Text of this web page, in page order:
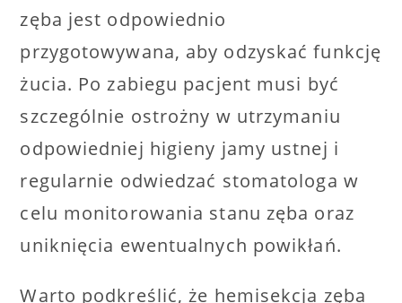
zęba jest odpowiednio
przygotowywana, aby odzyskać funkcję
żucia. Po zabiegu pacjent musi być
szczególnie ostrożny w utrzymaniu
odpowiedniej higieny jamy ustnej i
regularnie odwiedzać stomatologa w
celu monitorowania stanu zęba oraz
uniknięcia ewentualnych powikłań.
Warto podkreślić, że hemisekcja zęba